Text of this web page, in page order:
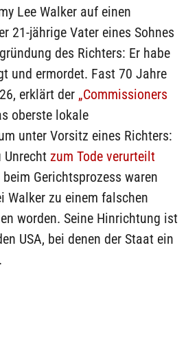
Lee Walker auf einen
21-jährige Vater eines Sohnes
des Richters: Er habe
und ermordet. Fast 70 Jahre
erklärt der „Commissioners
oberste lokale
unter Vorsitz eines Richters:
zum Tode verurteilt
Gerichtsprozess waren
Walker zu einem falschen
worden. Seine Hinrichtung ist
USA, bei denen der Staat ein